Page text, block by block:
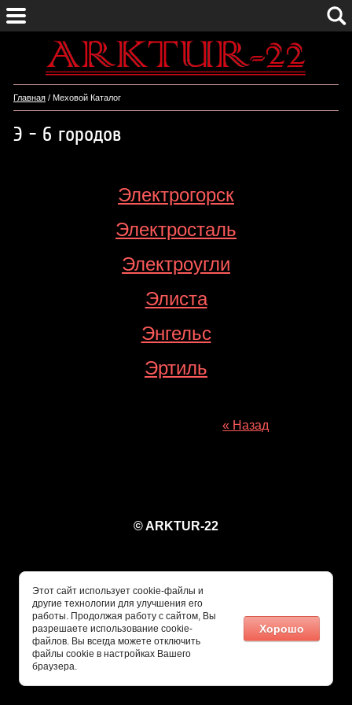
Главная / Меховой Каталог
Э - 6 городов
Электрогорск
Электросталь
Электроугли
Элиста
Энгельс
Эртиль
« Назад
© ARKTUR-22
Этот сайт использует cookie-файлы и
другие технологии для улучшения его
работы. Продолжая работу с сайтом, Вы
разрешаете использование cookie-
файлов. Вы всегда можете отключить
файлы cookie в настройках Вашего
браузера.
Хорошо